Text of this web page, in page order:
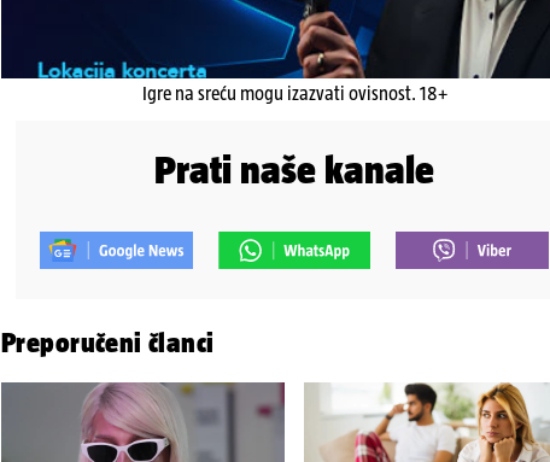
Igre na sreću mogu izazvati ovisnost. 18+
Prati naše kanale
Preporučeni članci